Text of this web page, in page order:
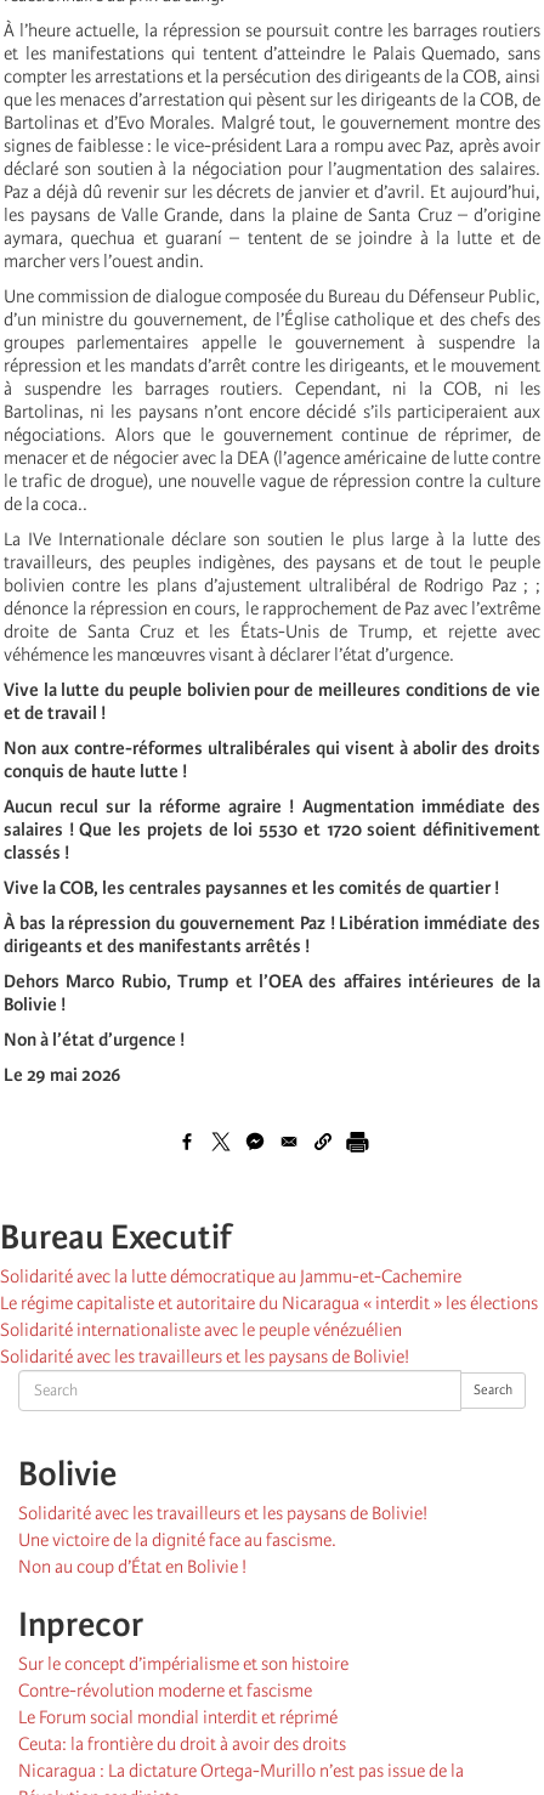
Search Search
Bolivie
Solidarité avec les travailleurs et les paysans de Bolivie!
Une victoire de la dignité face au fascisme.
Non au coup d’État en Bolivie !
Inprecor
Sur le concept d’impérialisme et son histoire
Contre-révolution moderne et fascisme
Le Forum social mondial interdit et réprimé
Ceuta: la frontière du droit à avoir des droits
Nicaragua : La dictature Ortega-Murillo n’est pas issue de la
À l’heure actuelle, la répression se poursuit contre les barrages routiers
et les manifestations qui tentent d’atteindre le Palais Quemado, sans
compter les arrestations et la persécution des dirigeants de la COB, ainsi
que les menaces d’arrestation qui pèsent sur les dirigeants de la COB, de
Bartolinas et d’Evo Morales. Malgré tout, le gouvernement montre des
signes de faiblesse : le vice-président Lara a rompu avec Paz, après avoir
déclaré son soutien à la négociation pour l’augmentation des salaires.
Paz a déjà dû revenir sur les décrets de janvier et d’avril. Et aujourd’hui,
les paysans de Valle Grande, dans la plaine de Santa Cruz – d’origine
aymara, quechua et guaraní – tentent de se joindre à la lutte et de
marcher vers l’ouest andin.
Une commission de dialogue composée du Bureau du Défenseur Public,
d’un ministre du gouvernement, de l’Église catholique et des chefs des
groupes parlementaires appelle le gouvernement à suspendre la
répression et les mandats d’arrêt contre les dirigeants, et le mouvement
à suspendre les barrages routiers. Cependant, ni la COB, ni les
Bartolinas, ni les paysans n’ont encore décidé s’ils participeraient aux
négociations. Alors que le gouvernement continue de réprimer, de
menacer et de négocier avec la DEA (l’agence américaine de lutte contre
le trafic de drogue), une nouvelle vague de répression contre la culture
de la coca..
La IVe Internationale déclare son soutien le plus large à la lutte des
travailleurs, des peuples indigènes, des paysans et de tout le peuple
bolivien contre les plans d’ajustement ultralibéral de Rodrigo Paz ; ;
dénonce la répression en cours, le rapprochement de Paz avec l’extrême
droite de Santa Cruz et les États-Unis de Trump, et rejette avec
véhémence les manœuvres visant à déclarer l’état d’urgence.
Vive la lutte du peuple bolivien pour de meilleures conditions de vie
et de travail !
Non aux contre-réformes ultralibérales qui visent à abolir des droits
conquis de haute lutte !
Aucun recul sur la réforme agraire ! Augmentation immédiate des
salaires ! Que les projets de loi 5530 et 1720 soient définitivement
classés !
Vive la COB, les centrales paysannes et les comités de quartier !
À bas la répression du gouvernement Paz ! Libération immédiate des
dirigeants et des manifestants arrêtés !
Dehors Marco Rubio, Trump et l’OEA des affaires intérieures de la
Bolivie !
Non à l’état d’urgence !
Le 29 mai 2026
Bureau Executif
Solidarité avec la lutte démocratique au Jammu-et-Cachemire
Le régime capitaliste et autoritaire du Nicaragua « interdit » les élections
Solidarité internationaliste avec le peuple vénézuélien
Solidarité avec les travailleurs et les paysans de Bolivie!